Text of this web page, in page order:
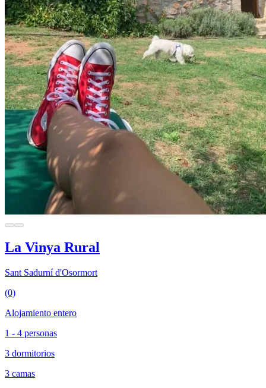
La Vinya Rural
Sant Sadurní d'Osormort
(0)
Alojamiento entero
1 - 4 personas
3 dormitorios
3 camas